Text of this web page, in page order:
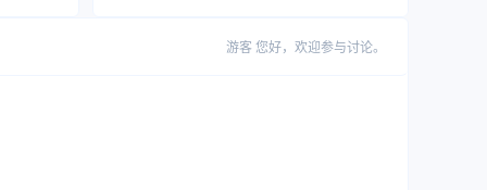
游客 您好，欢迎参与讨论。